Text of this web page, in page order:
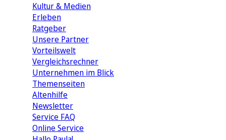
Kultur & Medien
Erleben
Ratgeber
Unsere Partner
Vorteilswelt
Vergleichsrechner
Unternehmen im Blick
Themenseiten
Altenhilfe
Newsletter
Service FAQ
Online Service